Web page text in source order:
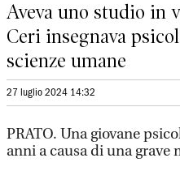
Aveva uno studio in
Ceri insegnava
scienze umane
27 luglio 2024 14:32
PRATO. Una giovane
anni a causa di una grave